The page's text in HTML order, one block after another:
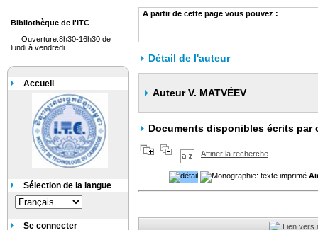
A partir de cette page vous pouvez :
Détail de l'auteur
Auteur V. MATVÉEV
Documents disponibles écrits par
Affiner la recherche
Lien vers
Bibliothèque de l'ITC
Ouverture:8h30-16h30 de
lundi à vendredi
Accueil
Sélection de la langue
Se connecter